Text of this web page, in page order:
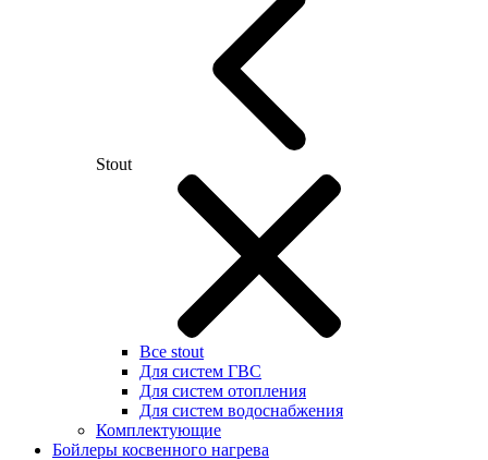
Stout
Все stout
Для систем ГВС
Для систем отопления
Для систем водоснабжения
Комплектующие
Бойлеры косвенного нагрева